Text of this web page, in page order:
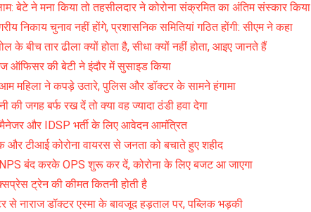
बेटे ने मना किया तो तहसीलदार ने कोरोना संक्रमित का अंतिम संस्कार किया
निकाय चुनाव नहीं होंगे, प्रशासनिक समितियां गठित होंगी: सीएम ने कहा
के बीच तार ढीला क्यों होता है, सीधा क्यों नहीं होता, आइए जानते हैं
ऑफिसर की बेटी ने इंदौर में सुसाइड किया
महिला ने कपड़े उतारे, पुलिस और डॉक्टर के सामने हंगामा
की जगह बर्फ रख दें तो क्या वह ज्यादा ठंडी हवा देगा
और IDSP भर्ती के लिए आवेदन आमंत्रित
और टीआई कोरोना वायरस से जनता को बचाते हुए शहीद
NPS बंद करके OPS शुरू कर दें, कोरोना के लिए बजट आ जाएगा
ट्रेन की कीमत कितनी होती है
से नाराज डॉक्टर एस्मा के बावजूद हड़ताल पर, पब्लिक भड़की